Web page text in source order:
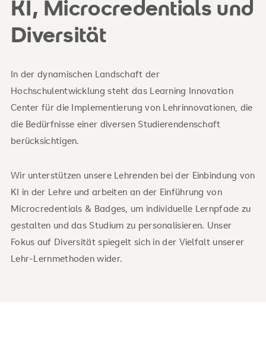
KI, Microcredentials und
Diversität
In der dynamischen Landschaft der
Hochschulentwicklung steht das Learning Innovation
Center für die Implementierung von Lehrinnovationen, die
die Bedürfnisse einer diversen Studierendenschaft
berücksichtigen.
Wir unterstützen unsere Lehrenden bei der Einbindung von
KI in der Lehre und arbeiten an der Einführung von
Microcredentials & Badges, um individuelle Lernpfade zu
gestalten und das Studium zu personalisieren. Unser
Fokus auf Diversität spiegelt sich in der Vielfalt unserer
Lehr-Lernmethoden wider.